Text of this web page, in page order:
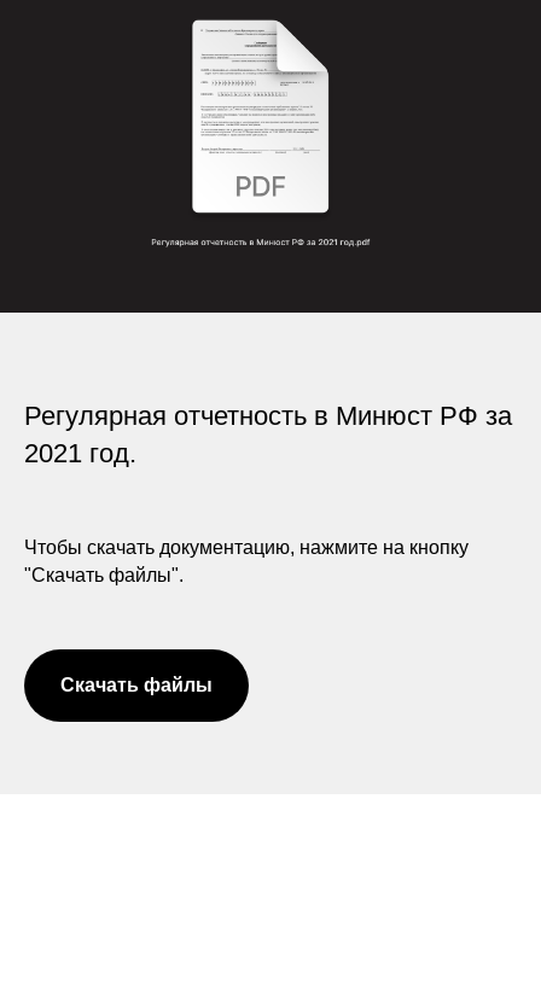
Регулярная отчетность в Минюст РФ за
2021 год.
Чтобы скачать документацию, нажмите на кнопку
"Скачать файлы".
Скачать файлы